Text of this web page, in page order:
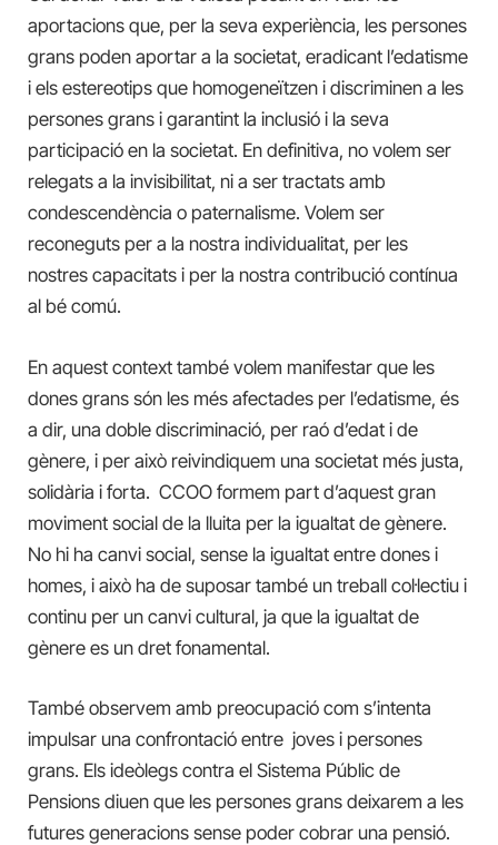
aportacions que, per la seva experiència, les persones
grans poden aportar a la societat, eradicant l’edatisme
i els estereotips que homogeneïtzen i discriminen a les
persones grans i garantint la inclusió i la seva
participació en la societat. En definitiva, no volem ser
relegats a la invisibilitat, ni a ser tractats amb
condescendència o paternalisme. Volem ser
reconeguts per a la nostra individualitat, per les
nostres capacitats i per la nostra contribució contínua
al bé comú.
En aquest context també volem manifestar que les
dones grans són les més afectades per l’edatisme, és
a dir, una doble discriminació, per raó d’edat i de
gènere, i per això reivindiquem una societat més justa,
solidària i forta. CCOO formem part d’aquest gran
moviment social de la lluita per la igualtat de gènere.
No hi ha canvi social, sense la igualtat entre dones i
homes, i això ha de suposar també un treball col·lectiu i
continu per un canvi cultural, ja que la igualtat de
gènere es un dret fonamental.
També observem amb preocupació com s’intenta
impulsar una confrontació entre joves i persones
grans. Els ideòlegs contra el Sistema Públic de
Pensions diuen que les persones grans deixarem a les
futures generacions sense poder cobrar una pensió.